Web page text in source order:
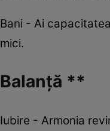
Bani - Ai
mici.
Balanță **
Iubire - Armonia